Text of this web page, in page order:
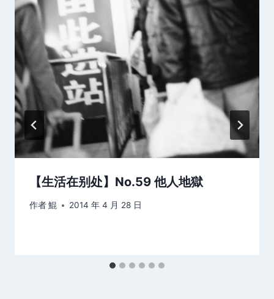
【生活在别处】No.59 他人地獄
作者鯤 2014 年 4 月 28 日